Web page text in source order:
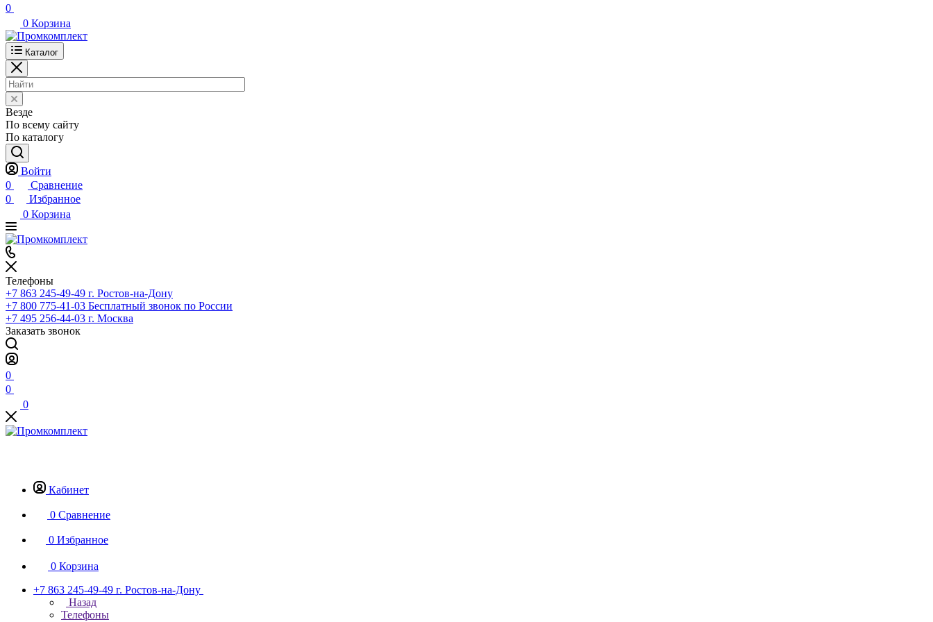
0
0 Корзина
Каталог
Везде
По всему сайту
По каталогу
Войти
0
Сравнение
0
Избранное
0 Корзина
Телефоны
+7 863 245-49-49 г. Ростов-на-Дону
+7 800 775-41-03 Бесплатный звонок по России
+7 495 256-44-03 г. Москва
Заказать звонок
0
0
0
Кабинет
0 Сравнение
0 Избранное
0 Корзина
+7 863 245-49-49 г. Ростов-на-Дону
Назад
Телефоны